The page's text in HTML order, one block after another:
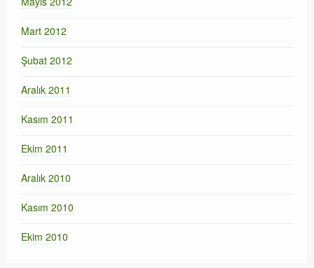
Mart 2012
Şubat 2012
Aralık 2011
Kasım 2011
Ekim 2011
Aralık 2010
Kasım 2010
Ekim 2010